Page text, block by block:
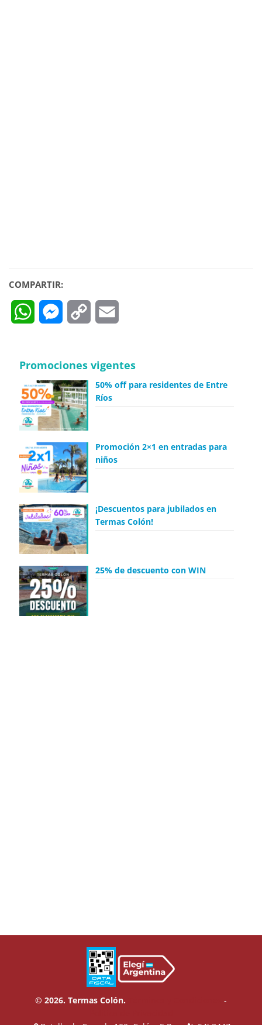
COMPARTIR:
WhatsAppMessenger
Copy
Promociones vigentes
50% off para residentes de Entre
Ríos
Promoción 2×1 en entradas para
niños
¡Descuentos para jubilados en
Termas Colón!
25% de descuento con WIN
© 2026. Termas Colón.
-